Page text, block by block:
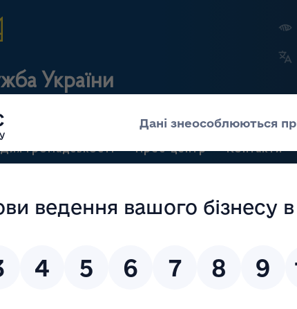
України
за наркотиками
Для громадськості Прес-центр Контакти
виробництва лікарських
Ринковий
Державні